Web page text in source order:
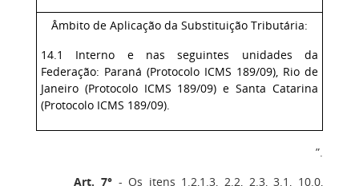
Âmbito de Aplicação da Substituição Tributária:
14.1 Interno e nas seguintes unidades da
Federação: Paraná (Protocolo ICMS 189/09), Rio de
Janeiro (Protocolo ICMS 189/09) e Santa Catarina
(Protocolo ICMS 189/09).
”.
Art. 7°‒ Os itens 1.2,1.3, 2.2, 2.3, 3.1, 10.0,